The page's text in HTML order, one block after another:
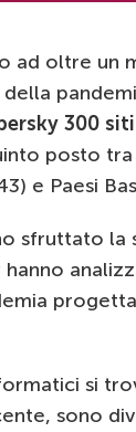
ad oltre un
300
posto
e Paesi
sfruttato la
si
sono